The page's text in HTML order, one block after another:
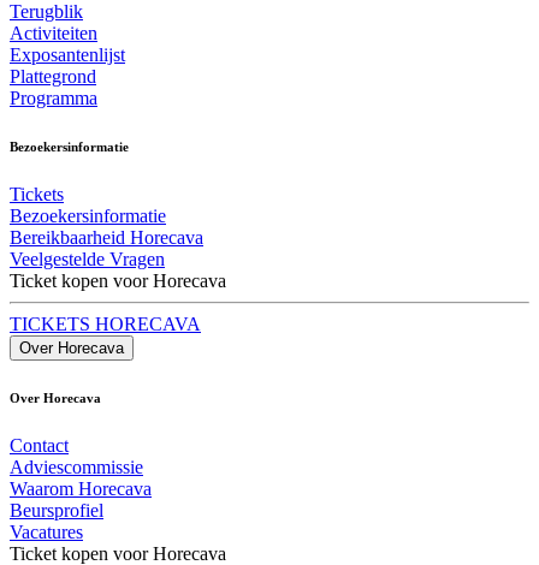
Terugblik
Activiteiten
Exposantenlijst
Plattegrond
Programma
Bezoekersinformatie
Tickets
Bezoekersinformatie
Bereikbaarheid Horecava
Veelgestelde Vragen
Ticket kopen voor Horecava
TICKETS HORECAVA
Over Horecava
Over Horecava
Contact
Adviescommissie
Waarom Horecava
Beursprofiel
Vacatures
Ticket kopen voor Horecava